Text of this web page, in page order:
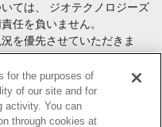
ては、 ジオテクノロジーズ
任を負いません。
を優先させていただきま
含みます）の際には、内容
り十分な説明を受け、ご自
の他不動産業務ソリューシ
for the purposes of
of our site and for
activity. You can
through cookies at